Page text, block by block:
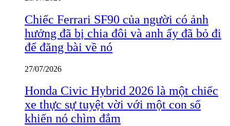
Chiếc Ferrari SF90 của người có ảnh
hưởng đã bị chia đôi và anh ấy đã bỏ đi
để đăng bài về nó
27/07/2026
Honda Civic Hybrid 2026 là một chiếc
xe thực sự tuyệt vời với một con số
khiến nó chìm đắm